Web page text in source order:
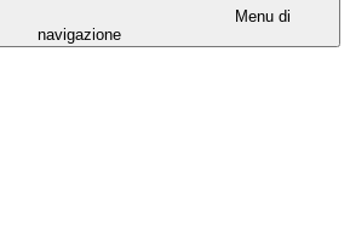
Menu di
navigazione